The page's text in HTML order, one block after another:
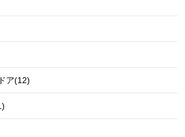
ア(12)